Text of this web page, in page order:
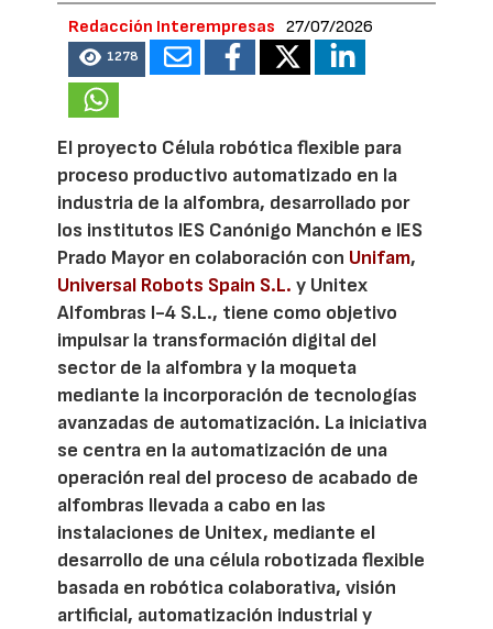
Redacción Interempresas 27/07/2026
1278
El proyecto Célula robótica flexible para
proceso productivo automatizado en la
industria de la alfombra, desarrollado por
los institutos IES Canónigo Manchón e IES
Prado Mayor en colaboración con Unifam,
Universal Robots Spain S.L. y Unitex
Alfombras I-4 S.L., tiene como objetivo
impulsar la transformación digital del
sector de la alfombra y la moqueta
mediante la incorporación de tecnologías
avanzadas de automatización. La iniciativa
se centra en la automatización de una
operación real del proceso de acabado de
alfombras llevada a cabo en las
instalaciones de Unitex, mediante el
desarrollo de una célula robotizada flexible
basada en robótica colaborativa, visión
artificial, automatización industrial y